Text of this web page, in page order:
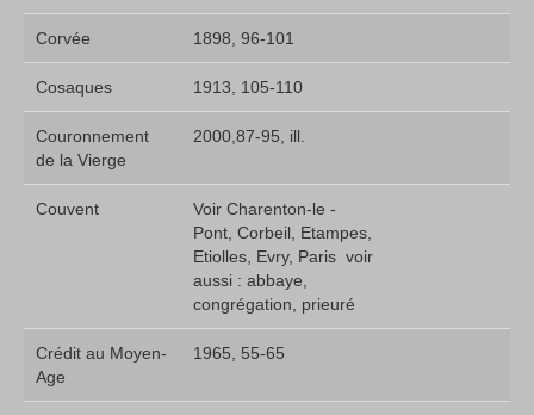
Corvée 1898, 96-101
Cosaques 1913, 105-110
Couronnement
de la Vierge
2000,87-95, ill.
Couvent
Voir Charenton-le -
Pont, Corbeil, Etampes,
Etiolles, Evry, Paris  voir
aussi : abbaye,
congrégation, prieuré
Crédit au Moyen-
Age
1965, 55-65